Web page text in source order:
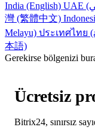
India (English)
灣 (繁體中文)
Melayu) ประเทศไทย
本語)
Gerekirse bölgenizi
Ücretsiz
Bitrix24, sınırsız